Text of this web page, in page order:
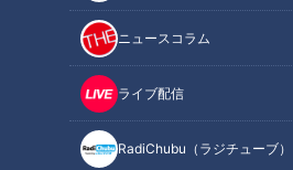
ニュースコラム
ライブ配信
RadiChubu（ラジチューブ）
「（右から）今回初舞台の舞妓の佳つ秀さん
CBCテレビ